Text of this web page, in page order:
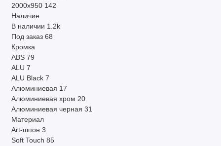
2000х950 142
Наличие
В наличии 1.2k
Под заказ 68
Кромка
ABS 79
ALU 7
ALU Black 7
Алюминиевая 17
Алюминиевая хром 20
Алюминиевая черная 31
Материал
Art-шпон 3
Soft Touch 85